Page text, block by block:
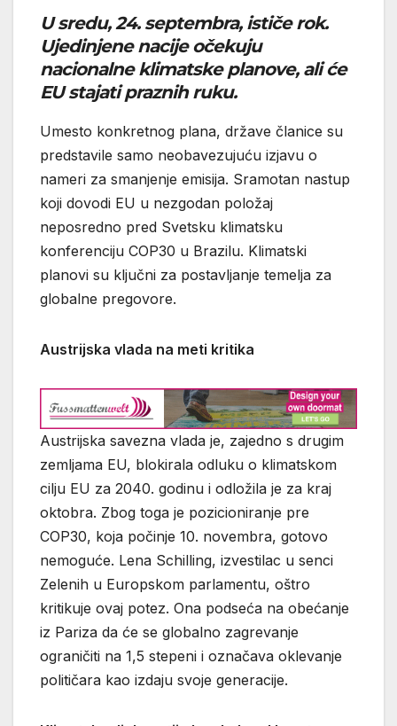
U sredu, 24. septembra, ističe rok.
Ujedinjene nacije očekuju
nacionalne klimatske planove, ali će
EU stajati praznih ruku.
Umesto konkretnog plana, države članice su
predstavile samo neobavezujuću izjavu o
nameri za smanjenje emisija. Sramotan nastup
koji dovodi EU u nezgodan položaj
neposredno pred Svetsku klimatsku
konferenciju COP30 u Brazilu. Klimatski
planovi su ključni za postavljanje temelja za
globalne pregovore.
Austrijska vlada na meti kritika
Austrijska savezna vlada je, zajedno s drugim
zemljama EU, blokirala odluku o klimatskom
cilju EU za 2040. godinu i odložila je za kraj
oktobra. Zbog toga je pozicioniranje pre
COP30, koja počinje 10. novembra, gotovo
nemoguće. Lena Schilling, izvestilac u senci
Zelenih u Europskom parlamentu, oštro
kritikuje ovaj potez. Ona podseća na obećanje
iz Pariza da će se globalno zagrevanje
ograničiti na 1,5 stepeni i označava oklevanje
političara kao izdaju svoje generacije.